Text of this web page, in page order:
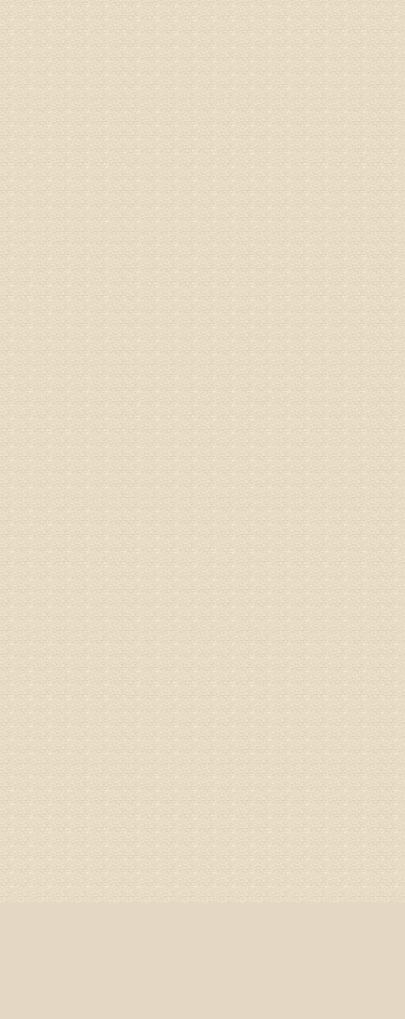
专家回
正骨、
病情描
2015年
之行右
专家回
姓名
病情描
专家回
姓名：
病情描
1、通
2、通过
3、通过
通过上
来我院
姓名
专家回
你好，
失。
较严重
治疗方
病情描
专家回
身调理